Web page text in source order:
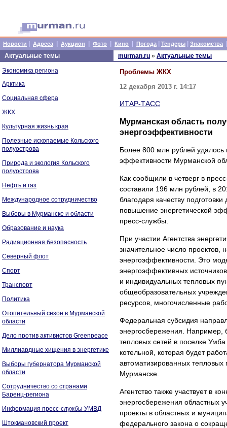
Новости Адреса Аукцион Фото Кино Погода Тендеры Знакомства
Актуальные темы
Экономика региона
Арктика
Социальная сфера
ЖКХ
Культурная жизнь края
Полезные ископаемые Кольского
полуострова
Природа и экология Кольского
полуострова
Нефть и газ
Международное сотрудничество
Выборы в Мурманске и области
Образование и наука
Радиационная безопасность
Северный флот
Спорт
Транспорт
Политика
Отопительный сезон в Мурманской
области
Дело против активистов Greenpeace
Миллиардные хищения в энергетике
Выборы губернатора Мурманской
области
Сотрудничество со странами
Баренц-региона
Информация пресс-службы УМВД
Штокмановский проект
murman.ru » Актуальные темы
Проблемы ЖКХ
12 декабря 2013 г. 14:17
ИТАР-ТАСС
Мурманская область
энергоэффективности
Более 800 млн рублей удалось
эффективности Мурманской
Как сообщили в четверг в
составили 196 млн рублей, в
благодаря качеству
повышение энергетической
пресс-службы.
При участии Агентства
значительное число
энергоэффективности. Это
энергоэффективных
и индивидуальных тепловых
общеобразовательных
ресурсов, многочисленные
Федеральная субсидия
энергосбережения. Например,
тепловых сетей в поселке
котельной, которая будет
автоматизированных
Мурманске.
Агентство также участвует в
энергосбережения областных
проекты в областных и
федерального закона о